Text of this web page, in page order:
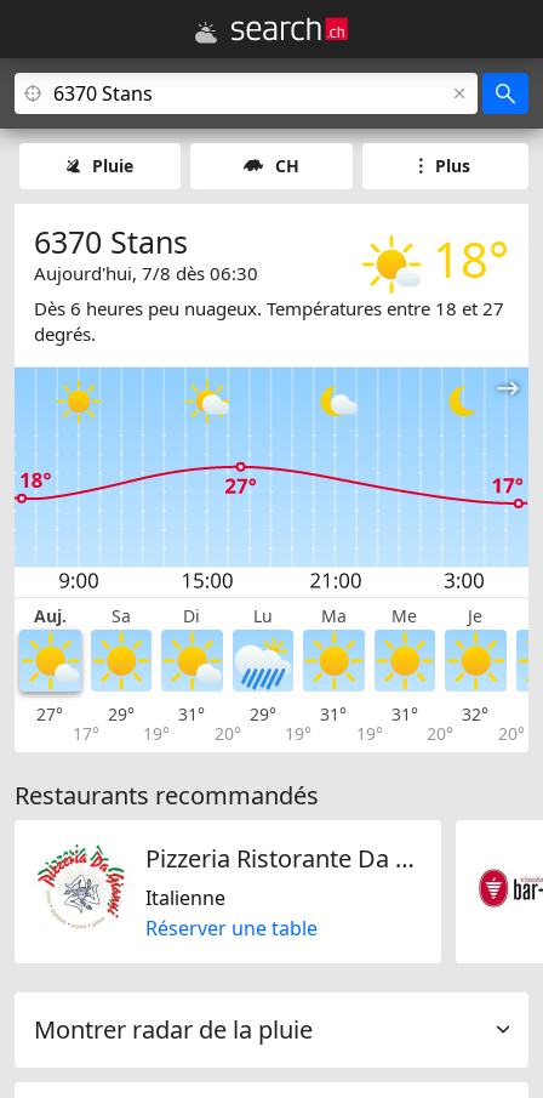
Pluie CH Plus
18°
6370 Stans
Aujourd'hui, 7/8 dès 06:30
Dès 6 heures peu nuageux. Températures entre 18 et 27
degrés.
Auj. Sa Di Lu Ma Me Je
27°
17°
29°
19°
31°
20°
29°
19°
31°
19°
31°
20°
32°
20°
Restaurants recommandés
Pizzeria Ristorante Da Gianni
Italienne
Réserver une table
Montrer radar de la pluie